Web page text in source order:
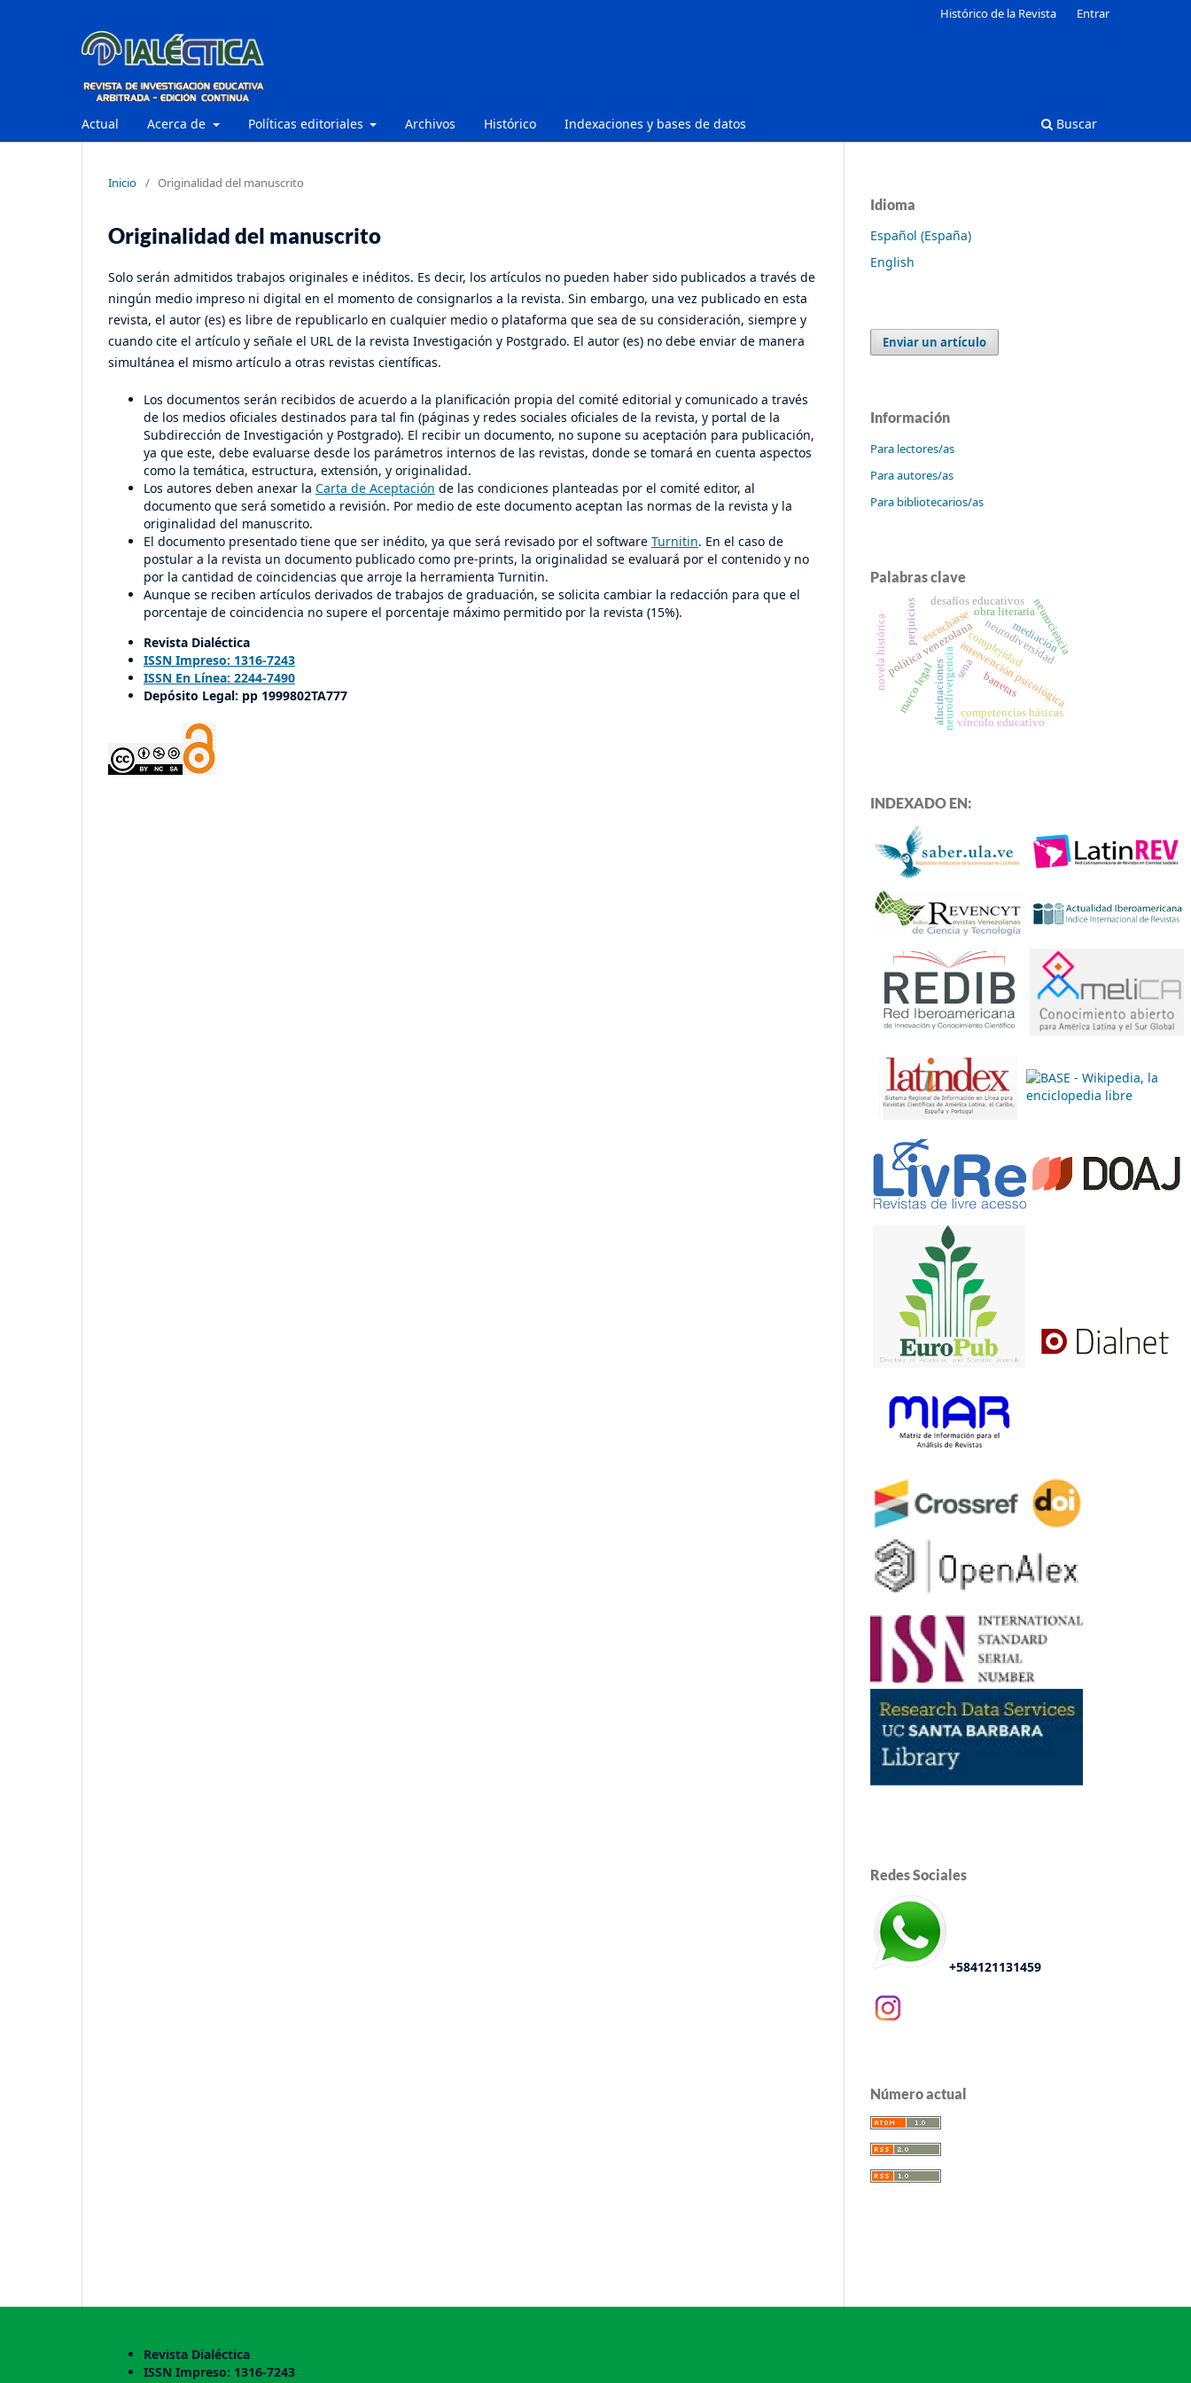
Actual Acerca de Políticas editoriales Archivos Histórico Indexaciones y bases de datos Buscar
Histórico de la Revista Entrar
Inicio / Originalidad del manuscrito
Originalidad del manuscrito
Solo serán admitidos trabajos originales e inéditos. Es decir, los artículos no pueden haber sido publicados a través de
ningún medio impreso ni digital en el momento de consignarlos a la revista. Sin embargo, una vez publicado en esta
revista, el autor (es) es libre de republicarlo en cualquier medio o plataforma que sea de su consideración, siempre y
cuando cite el artículo y señale el URL de la revista Investigación y Postgrado. El autor (es) no debe enviar de manera
simultánea el mismo artículo a otras revistas científicas.
Los documentos serán recibidos de acuerdo a la planificación propia del comité editorial y comunicado a través
de los medios oficiales destinados para tal fin (páginas y redes sociales oficiales de la revista, y portal de la
Subdirección de Investigación y Postgrado). El recibir un documento, no supone su aceptación para publicación,
ya que este, debe evaluarse desde los parámetros internos de las revistas, donde se tomará en cuenta aspectos
como la temática, estructura, extensión, y originalidad.
Los autores deben anexar la Carta de Aceptación de las condiciones planteadas por el comité editor, al
documento que será sometido a revisión. Por medio de este documento aceptan las normas de la revista y la
originalidad del manuscrito.
El documento presentado tiene que ser inédito, ya que será revisado por el software Turnitin. En el caso de
postular a la revista un documento publicado como pre-prints, la originalidad se evaluará por el contenido y no
por la cantidad de coincidencias que arroje la herramienta Turnitin.
Aunque se reciben artículos derivados de trabajos de graduación, se solicita cambiar la redacción para que el
porcentaje de coincidencia no supere el porcentaje máximo permitido por la revista (15%).
Revista Dialéctica
ISSN Impreso: 1316-7243
ISSN En Línea: 2244-7490
Depósito Legal: pp 1999802TA777
Idioma
Español (España)
English
Enviar un artículo
Información
Para lectores/as
Para autores/as
Para bibliotecarios/as
Palabras clave
intervención psicológica
política venezolana
neurodivergencia
neurodiversidad
competencias básicas
neurociencia
mediación
novela histórica
obra literaria
complejidad
desafíos educativos
sena
alucinaciones
marco legal barreras
escucharse
perjuicios
vínculo educativo
INDEXADO EN:
Redes Sociales
+584121131459
Número actual
Revista Dialéctica
ISSN Impreso: 1316-7243